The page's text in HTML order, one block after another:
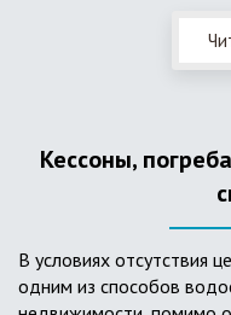
слой дренажа,
требуется только
большую прочность по
Кессоны,
В условиях отсутствия
одним из способов